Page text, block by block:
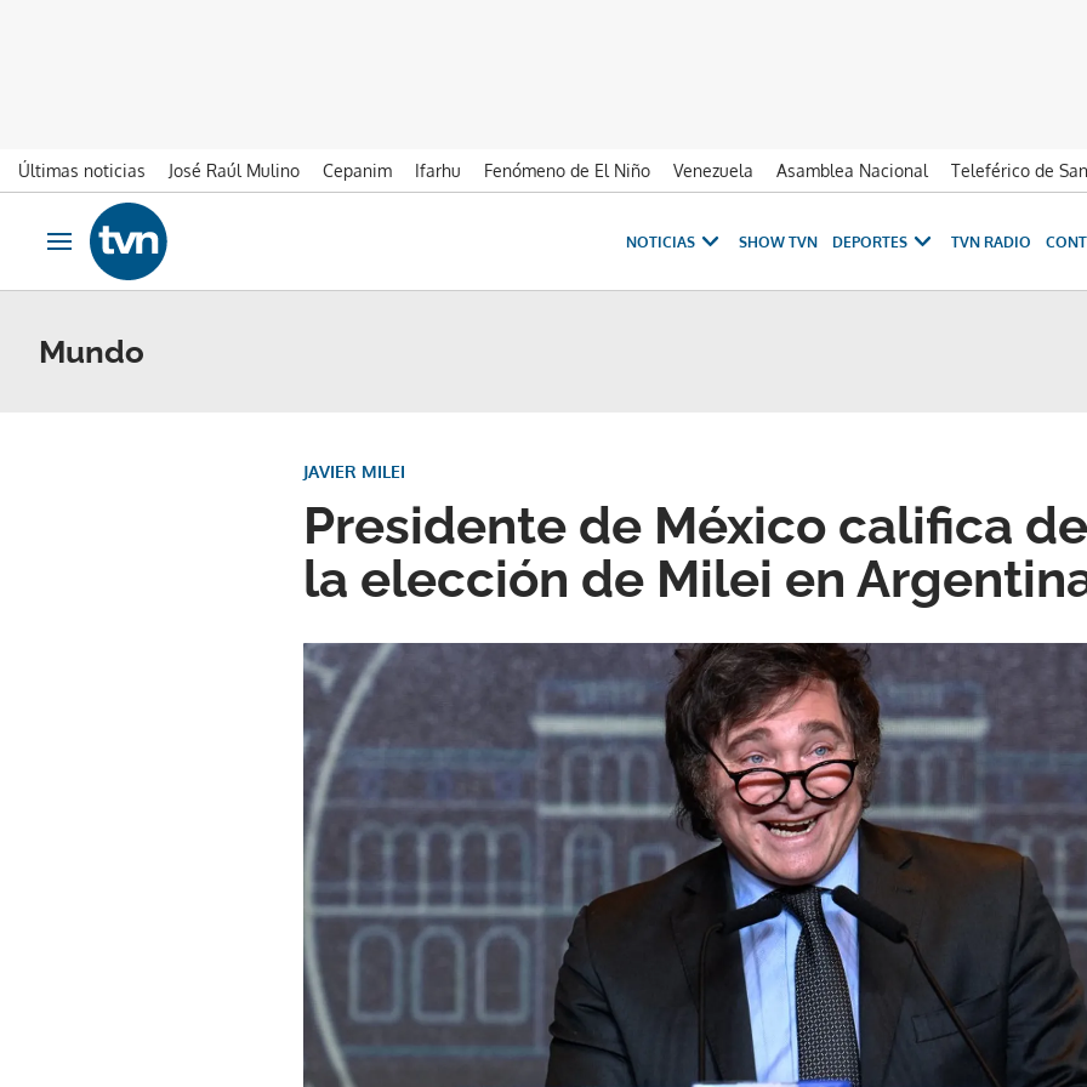
Últimas noticias José Raúl Mulino Cepanim Ifarhu Fenómeno de El Niño Venezuela Asamblea Nacional
Teleférico de
Ir al contenido
Obrir navegació
NOTICIAS SHOW TVN DEPORTES TVN RADIO
Mundo
Presidente de México califica
la elección de Milei en
JAVIER MILEI